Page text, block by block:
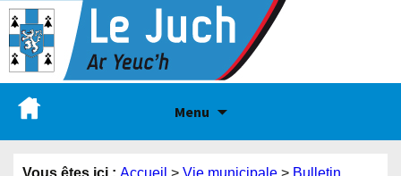
Menu
Vous êtes ici : Accueil > Vie municipale > Bulletin